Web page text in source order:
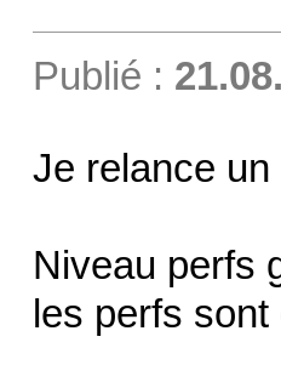
Publié :
Je relance
Niveau perfs
les perfs